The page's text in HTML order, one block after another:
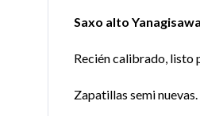
Saxo alto
Recién calibrado, listo
Zapatillas semi nuevas.